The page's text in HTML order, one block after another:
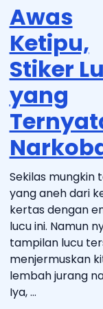
Awas
Ketipu,
Stiker
yang
Sekilas mungkin
yang aneh dari
kertas dengan
lucu ini. Namun
tampilan lucu
menjermuskan
lembah jurang
Iya, ...